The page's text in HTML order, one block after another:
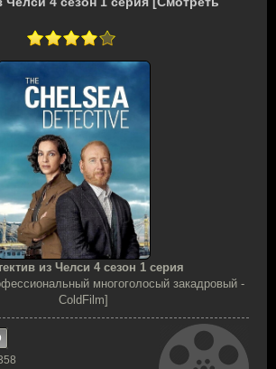
из Челси 4 сезон 1 серия
многоголосый закадровый -
ColdFilm]